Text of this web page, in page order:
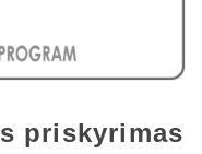
priskyrimas